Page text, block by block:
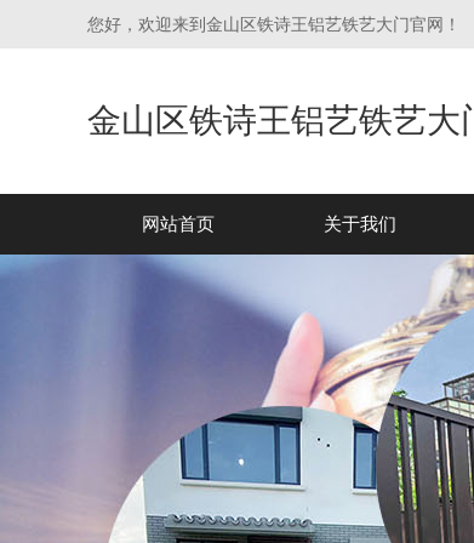
您好，欢迎来到金山区铁诗王铝艺铁艺大门官网！
金山区铁诗王铝艺铁艺大
网站首页 关于我们